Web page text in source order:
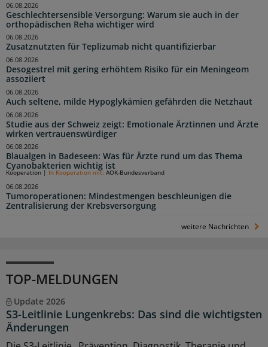
Geschlechtersensible Versorgung: Warum sie auch in der
orthopädischen Reha wichtiger wird
06.08.2026
Zusatznutzten für Teplizumab nicht quantifizierbar
06.08.2026
Desogestrel mit gering erhöhtem Risiko für ein Meningeom
assoziiert
06.08.2026
Auch seltene, milde Hypoglykämien gefährden die Netzhaut
06.08.2026
Studie aus der Schweiz zeigt: Emotionale Ärztinnen und Ärzte
wirken vertrauenswürdiger
06.08.2026
Blaualgen in Badeseen: Was für Ärzte rund um das Thema
Cyanobakterien wichtig ist
06.08.2026
Tumoroperationen: Mindestmengen beschleunigen die
Zentralisierung der Krebsversorgung
Kooperation In Kooperation mit: AOK-Bundesverband
06.08.2026
weitere Nachrichten
TOP-MELDUNGEN
Update 2026
S3-Leitlinie Lungenkrebs: Das sind die wichtigsten
Änderungen